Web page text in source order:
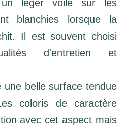
léger voile sur les
blanchies lorsque la
Il est souvent choisi
d'entretien et
belle surface tendue
coloris de caractère
avec cet aspect mais